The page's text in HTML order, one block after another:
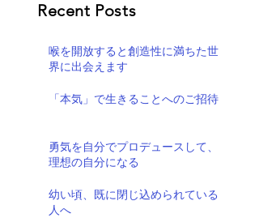
Recent Posts
喉を開放すると創造性に満ちた世
界に出会えます
「本気」で生きることへのご招待
勇気を自分でプロデュースして、
理想の自分になる
幼い頃、既に閉じ込められている
人へ